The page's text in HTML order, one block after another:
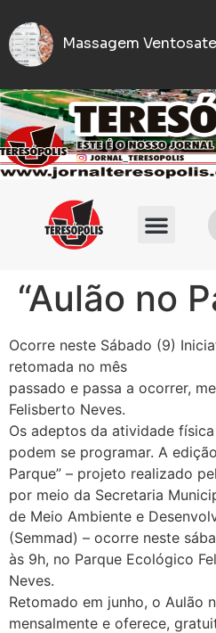
“Aulão no
Ocorre neste Sábado (9)
retomada no mês
passado e passa a ocorrer,
Felisberto Neves.
Os adeptos da atividade
podem se programar. A
Parque” – projeto realizado
por meio da Secretaria
de Meio Ambiente e
(Semmad) – ocorre neste
às 9h, no Parque Ecológico
Neves.
Retomado em junho, o Aulão
mensalmente e oferece,